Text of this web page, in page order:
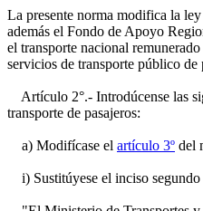
La presente norma modifica la
además el Fondo de Apoyo
el transporte nacional
servicios de transporte público
Artículo 2°.- Introdúcense las
transporte de pasajeros:
a) Modifícase el artículo 3º del
i) Sustitúyese el inciso segundo